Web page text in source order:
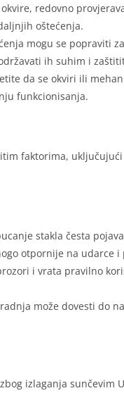
redovno
oštećenja.
mogu se popraviti
ih suhim i
da se okviri ili
funkcionisanja.
faktorima,
stakla česta
otpornije na udarce
i vrata pravilno
može dovesti do
izlaganja sunčevim